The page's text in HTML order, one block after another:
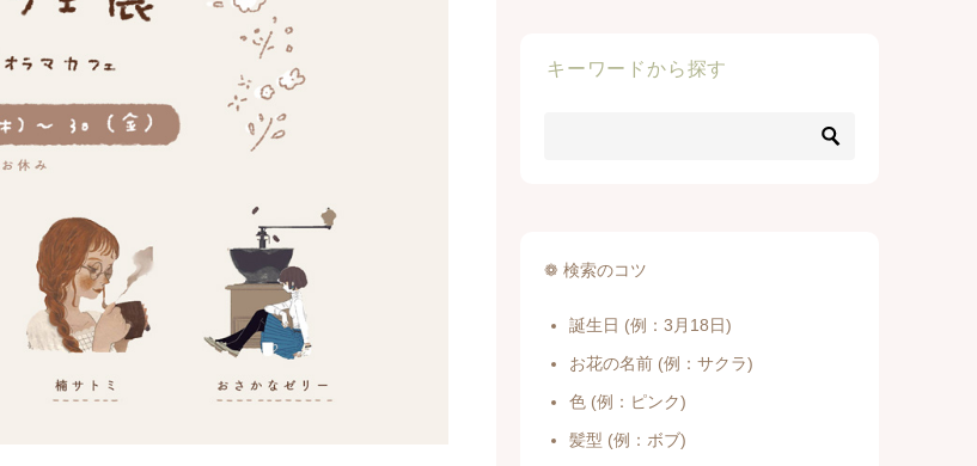
キーワードから探す
❁ 検索のコツ
誕生日 (例：3月18日)
お花の名前 (例：サクラ)
色 (例：ピンク)
髪型 (例：ボブ)